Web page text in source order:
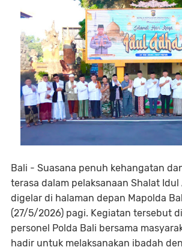
Bali - Suasana penuh kehangatan
terasa dalam pelaksanaan Shalat
digelar di halaman depan Mapolda
(27/5/2026) pagi. Kegiatan tersebut
personel Polda Bali bersama
hadir untuk melaksanakan ibadah